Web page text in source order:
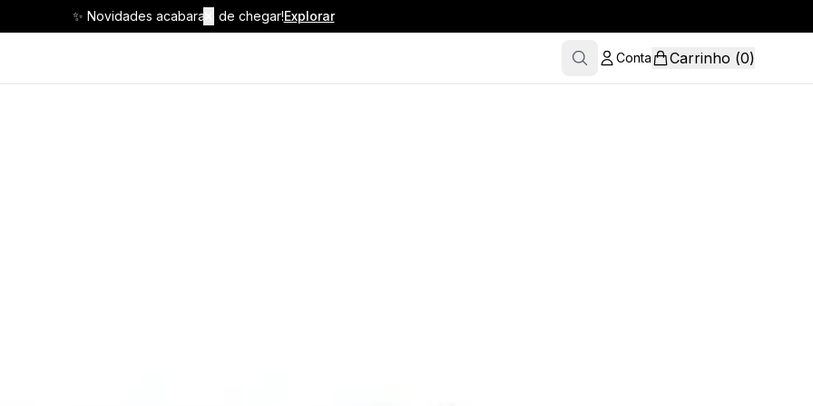
✨ Novidades acabaram de chegar!Explorar
Conta Carrinho (0)